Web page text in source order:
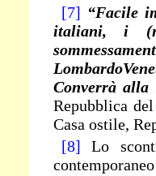
[7] “Facile
italiani, i
Converrà alla
Repubblica
Casa ostile,
[8] Lo